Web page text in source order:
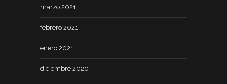
marzo 2021
febrero 2021
enero 2021
diciembre 2020